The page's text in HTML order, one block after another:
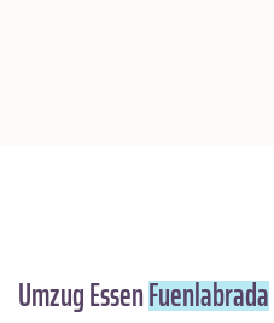
Umzug EssenFuenlabrada